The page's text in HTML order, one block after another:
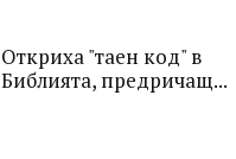
Откриха "таен код" в
Библията, предричащ...